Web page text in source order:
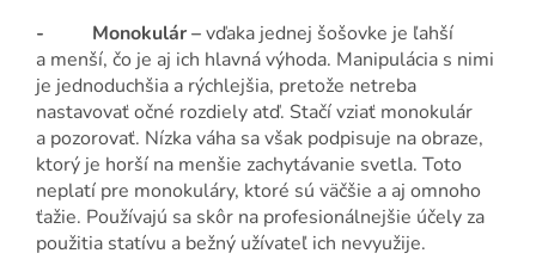
- Monokulár –vďaka jednej šošovke je ľahší
a menší, čo je aj ich hlavná výhoda. Manipulácia s nimi
je jednoduchšia a rýchlejšia, pretože netreba
nastavovať očné rozdiely atď. Stačí vziať monokulár
a pozorovať. Nízka váha sa však podpisuje na obraze,
ktorý je horší na menšie zachytávanie svetla. Toto
neplatí pre monokuláry, ktoré sú väčšie a aj omnoho
ťažie. Používajú sa skôr na profesionálnejšie účely za
použitia statívu a bežný užívateľ ich nevyužije.